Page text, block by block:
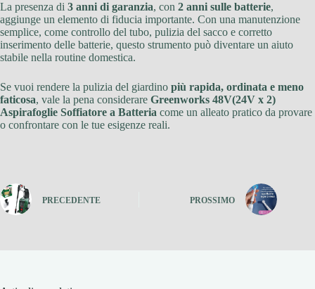
La presenza di 3 anni di garanzia, con 2 anni sulle batterie,
aggiunge un elemento di fiducia importante. Con una manutenzione
semplice, come controllo del tubo, pulizia del sacco e corretto
inserimento delle batterie, questo strumento può diventare un aiuto
stabile nella routine domestica.
Se vuoi rendere la pulizia del giardino più rapida, ordinata e meno
faticosa, vale la pena considerare Greenworks 48V(24V x 2)
Aspirafoglie Soffiatore a Batteria come un alleato pratico da provare
o confrontare con le tue esigenze reali.
PRECEDENTE PROSSIMO